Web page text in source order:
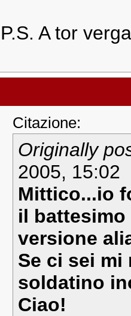
P.S. A tor
Citazione:
Originally
2005, 15:02
Mittico...io
il battesimo
versione
Se ci sei
soldatino
Ciao!